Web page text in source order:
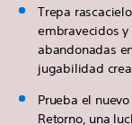
Trepa
embravecidos
abandonadas
jugabilidad
Prueba el
Retorno, una